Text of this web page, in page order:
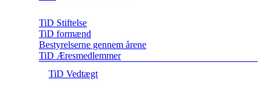
TiD Stiftelse
TiD formænd
Bestyrelserne gennem årene
TiD Æresmedlemmer
TiD Vedtægt